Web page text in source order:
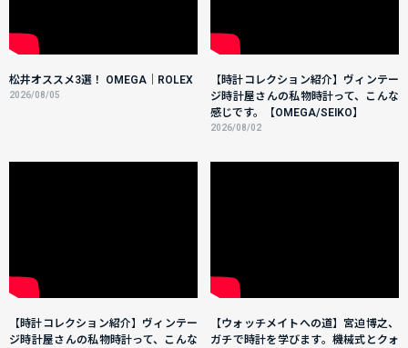
松井オススメ3選！ OMEGA｜ROLEX
2026/08/05
【時計コレクション紹介】ヴィンテー
ジ時計屋さんの私物時計って、こんな
感じです。【OMEGA/SEIKO】
2026/08/02
【時計コレクション紹介】ヴィンテー
ジ時計屋さんの私物時計って、こんな
【ウォッチメイトへの道】宮迫博之、
ガチで時計を学びます。機械式とクォ